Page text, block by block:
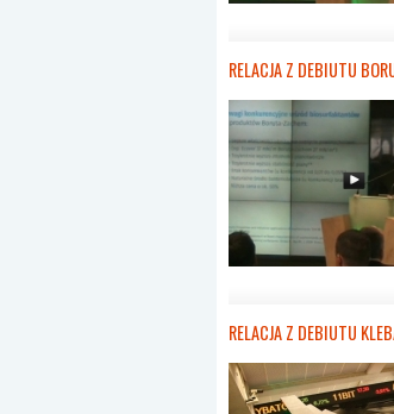
RELACJA Z DEBIUTU
RELACJA Z DEBIUTU